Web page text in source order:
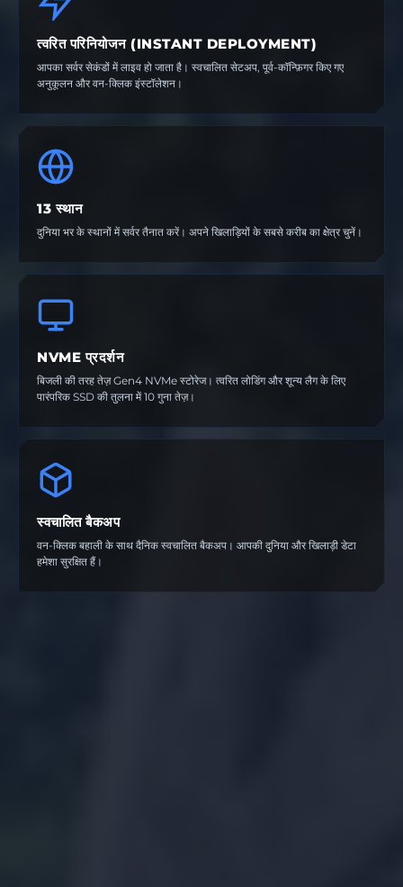
त्वरित परिनियोजन (INSTANT DEPLOYMENT)
आपका सर्वर सेकंडों में लाइव हो जाता है। स्वचालित सेटअप, पूर्व-कॉन्फ़िगर किए गए
अनुकूलन और वन-क्लिक इंस्टॉलेशन।
13 स्थान
दुनिया भर के स्थानों में सर्वर तैनात करें। अपने खिलाड़ियों के सबसे करीब का क्षेत्र चुनें।
NVME प्रदर्शन
बिजली की तरह तेज़ Gen4 NVMe स्टोरेज। त्वरित लोडिंग और शून्य लैग के लिए
पारंपरिक SSD की तुलना में 10 गुना तेज़।
स्वचालित बैकअप
वन-क्लिक बहाली के साथ दैनिक स्वचालित बैकअप। आपकी दुनिया और खिलाड़ी डेटा
हमेशा सुरक्षित हैं।